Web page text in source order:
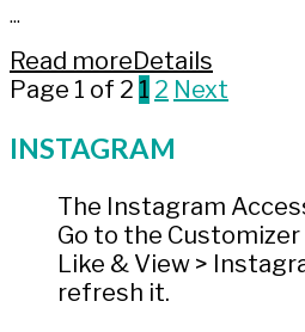
...
Read moreDetails
Page 1 of 2 1 2 Next
INSTAGRAM
The Instagram
Go to the Customizer
Like & View >
refresh it.